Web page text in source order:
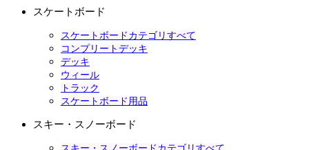
スケートボード
スケートボードカテゴリすべて
コンプリートデッキ
デッキ
ウィール
トラック
スケートボード用品
スキー・スノーボード